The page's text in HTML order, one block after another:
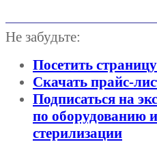
Не забудьте:
Посетить
Скачать прайс-
Подписаться на
по оборудованию
стерилизации